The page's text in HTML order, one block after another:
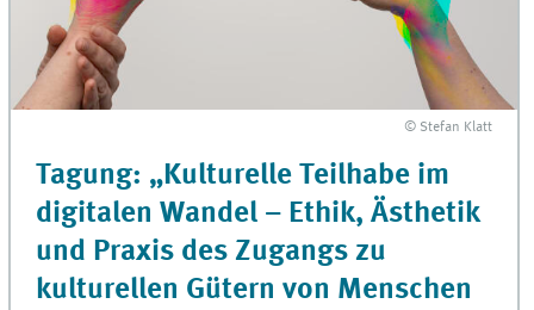
© Stefan Klatt
Tagung: „Kulturelle Teilhabe im
digitalen Wandel – Ethik, Ästhetik
und Praxis des Zugangs zu
kulturellen Gütern von Menschen